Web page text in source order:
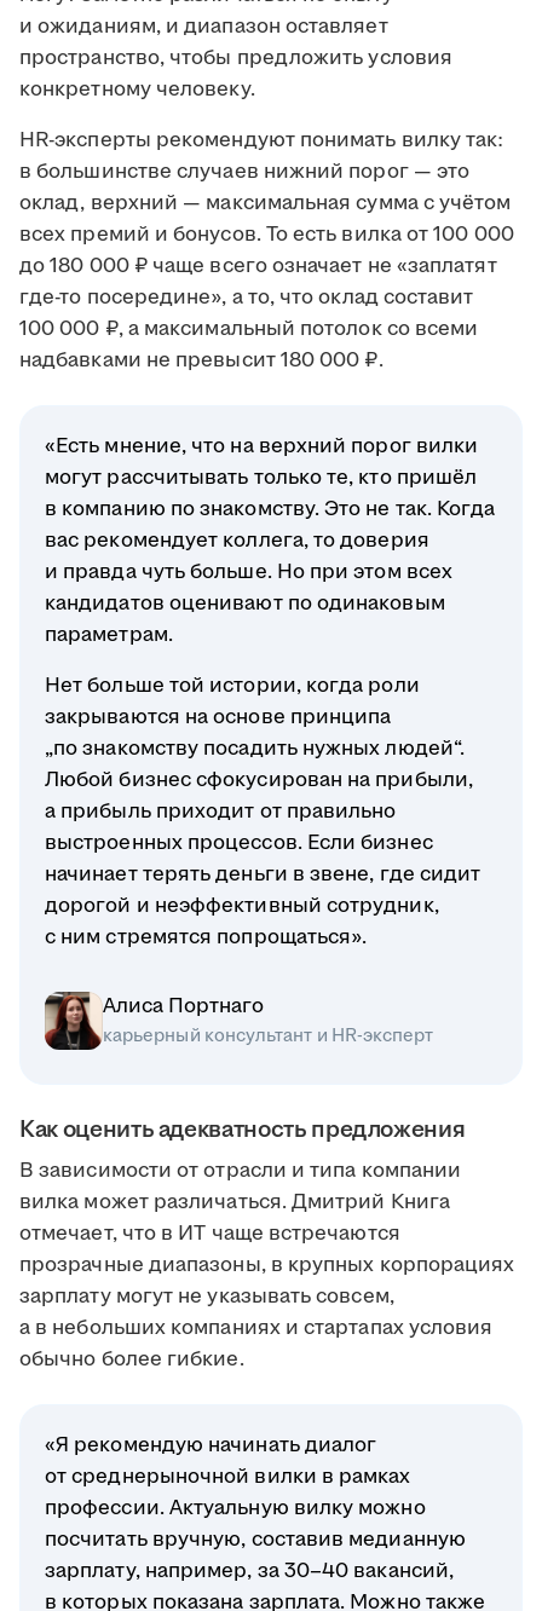
и ожиданиям, и диапазон оставляет
пространство, чтобы предложить условия
конкретному человеку.
HR-эксперты рекомендуют понимать вилку так:
в большинстве случаев нижний порог — это
оклад, верхний — максимальная сумма с учётом
всех премий и бонусов. То есть вилка от 100 000
до 180 000 ₽ чаще всего означает не «заплатят
где-то посередине», а то, что оклад составит
100 000 ₽, а максимальный потолок со всеми
надбавками не превысит 180 000 ₽.
«Есть мнение, что на верхний порог вилки
могут рассчитывать только те, кто пришёл
в компанию по знакомству. Это не так. Когда
вас рекомендует коллега, то доверия
и правда чуть больше. Но при этом всех
кандидатов оценивают по одинаковым
параметрам.
Нет больше той истории, когда роли
закрываются на основе принципа
„по знакомству посадить нужных людей“.
Любой бизнес сфокусирован на прибыли,
а прибыль приходит от правильно
выстроенных процессов. Если бизнес
начинает терять деньги в звене, где сидит
дорогой и неэффективный сотрудник,
с ним стремятся попрощаться».
Алиса Портнаго
карьерный консультант и HR-эксперт
Как оценить адекватность предложения
В зависимости от отрасли и типа компании
вилка может различаться. Дмитрий Книга
отмечает, что в ИТ чаще встречаются
прозрачные диапазоны, в крупных корпорациях
зарплату могут не указывать совсем,
а в небольших компаниях и стартапах условия
обычно более гибкие.
«Я рекомендую начинать диалог
от среднерыночной вилки в рамках
профессии. Актуальную вилку можно
посчитать вручную, составив медианную
зарплату, например, за 30–40 вакансий,
в которых показана зарплата. Можно также